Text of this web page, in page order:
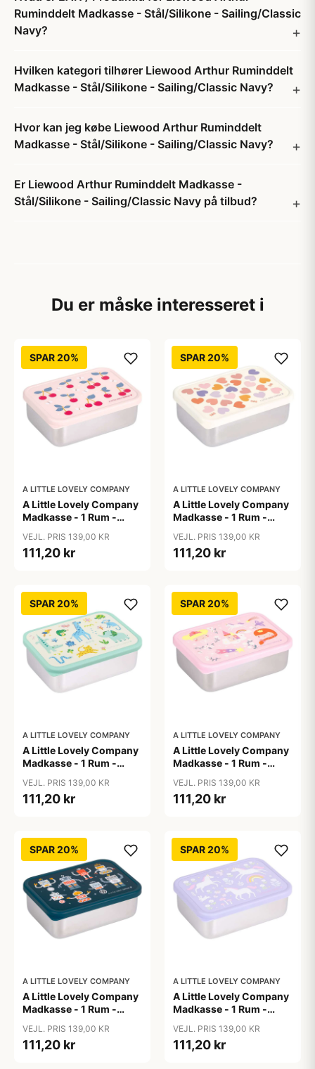
Ruminddelt Madkasse - Stål/Silikone - Sailing/Classic
Navy?
Hvilken kategori tilhører Liewood Arthur Ruminddelt
Madkasse - Stål/Silikone - Sailing/Classic Navy?
Hvor kan jeg købe Liewood Arthur Ruminddelt
Madkasse - Stål/Silikone - Sailing/Classic Navy?
Er Liewood Arthur Ruminddelt Madkasse -
Stål/Silikone - Sailing/Classic Navy på tilbud?
Du er måske interesseret i
SPAR 20%
A LITTLE LOVELY COMPANY
A Little Lovely Company
Madkasse - 1 Rum -
Cherries
VEJL. PRIS 139,00 KR
111,20 kr
SPAR 20%
A LITTLE LOVELY COMPANY
A Little Lovely Company
Madkasse - 1 Rum -
Hearts
VEJL. PRIS 139,00 KR
111,20 kr
SPAR 20%
A LITTLE LOVELY COMPANY
A Little Lovely Company
Madkasse - 1 Rum -
Jungle
VEJL. PRIS 139,00 KR
111,20 kr
SPAR 20%
A LITTLE LOVELY COMPANY
A Little Lovely Company
Madkasse - 1 Rum -
Princesses
VEJL. PRIS 139,00 KR
111,20 kr
SPAR 20%
A LITTLE LOVELY COMPANY
A Little Lovely Company
Madkasse - 1 Rum -
Robots
VEJL. PRIS 139,00 KR
111,20 kr
SPAR 20%
A LITTLE LOVELY COMPANY
A Little Lovely Company
Madkasse - 1 Rum -
Unicorn Dreams
VEJL. PRIS 139,00 KR
111,20 kr